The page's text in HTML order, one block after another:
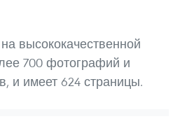
высококачественной
700 фотографий и
и имеет 624 страницы.